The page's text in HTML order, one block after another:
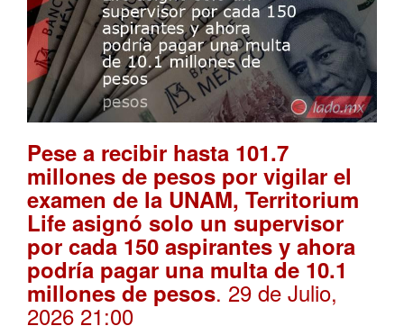
Pese a recibir hasta 101.7
millones de pesos por vigilar el
examen de la UNAM, Territorium
Life asignó solo un supervisor
por cada 150 aspirantes y ahora
podría pagar una multa de 10.1
millones de pesos. 29 de Julio,
2026 21:00